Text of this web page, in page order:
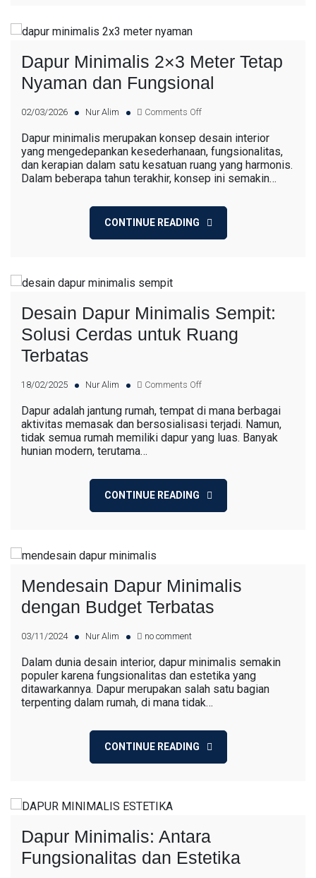
Dapur Minimalis 2×3 Meter Tetap
Nyaman dan Fungsional
02/03/2026 Nur Alim Comments Off
Dapur minimalis merupakan konsep desain interior
yang mengedepankan kesederhanaan, fungsionalitas,
dan kerapian dalam satu kesatuan ruang yang harmonis.
Dalam beberapa tahun terakhir, konsep ini semakin…
CONTINUE READING
Desain Dapur Minimalis Sempit:
Solusi Cerdas untuk Ruang
Terbatas
18/02/2025 Nur Alim Comments Off
Dapur adalah jantung rumah, tempat di mana berbagai
aktivitas memasak dan bersosialisasi terjadi. Namun,
tidak semua rumah memiliki dapur yang luas. Banyak
hunian modern, terutama…
CONTINUE READING
Mendesain Dapur Minimalis
dengan Budget Terbatas
03/11/2024 Nur Alim no comment
Dalam dunia desain interior, dapur minimalis semakin
populer karena fungsionalitas dan estetika yang
ditawarkannya. Dapur merupakan salah satu bagian
terpenting dalam rumah, di mana tidak…
CONTINUE READING
Dapur Minimalis: Antara
Fungsionalitas dan Estetika